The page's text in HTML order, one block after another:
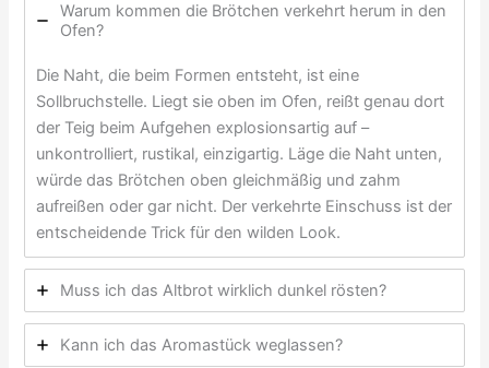
Warum kommen die Brötchen verkehrt herum in den
Ofen?
Die Naht, die beim Formen entsteht, ist eine
Sollbruchstelle. Liegt sie oben im Ofen, reißt genau dort
der Teig beim Aufgehen explosionsartig auf –
unkontrolliert, rustikal, einzigartig. Läge die Naht unten,
würde das Brötchen oben gleichmäßig und zahm
aufreißen oder gar nicht. Der verkehrte Einschuss ist der
entscheidende Trick für den wilden Look.
Muss ich das Altbrot wirklich dunkel rösten?
Kann ich das Aromastück weglassen?